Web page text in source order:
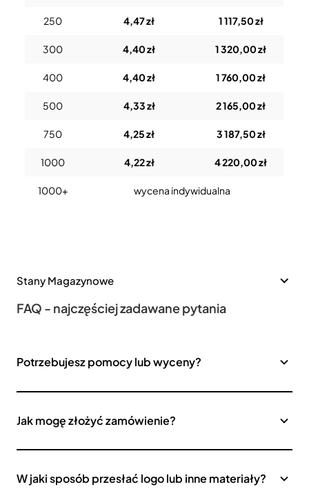
250 4,47 zł 1 117,50 zł
300 4,40 zł 1 320,00 zł
400 4,40 zł 1 760,00 zł
500 4,33 zł 2 165,00 zł
750 4,25 zł 3 187,50 zł
1000 4,22 zł 4 220,00 zł
1000+ wycena indywidualna
Stany Magazynowe
FAQ - najczęściej zadawane pytania
Potrzebujesz pomocy lub wyceny?
Jak mogę złożyć zamówienie?
W jaki sposób przesłać logo lub inne materiały?